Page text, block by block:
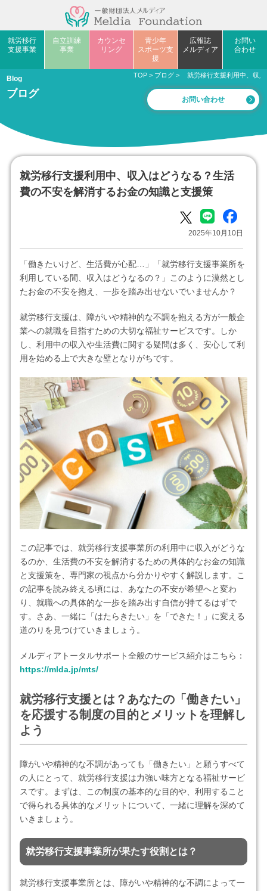
就労移行
支援事業
自立訓練
事業
カウンセ
リング
青少年
スポーツ支
援
広報誌
メルディア
お問い
合わせ
Blog
ブログ
TOP > ブログ > 就労移行支援利用中、収
お問い合わせ
就労移行支援利用中、収入はどうなる？生活
費の不安を解消するお金の知識と支援策
2025年10月10日
「働きたいけど、生活費が心配…」「就労移行支援事業所を
利用している間、収入はどうなるの？」このように漠然とし
たお金の不安を抱え、一歩を踏み出せないでいませんか？
就労移行支援は、障がいや精神的な不調を抱える方が一般企
業への就職を目指すための大切な福祉サービスです。しか
し、利用中の収入や生活費に関する疑問は多く、安心して利
用を始める上で大きな壁となりがちです。
この記事では、就労移行支援事業所の利用中に収入がどうな
るのか、生活費の不安を解消するための具体的なお金の知識
と支援策を、専門家の視点から分かりやすく解説します。こ
の記事を読み終える頃には、あなたの不安が希望へと変わ
り、就職への具体的な一歩を踏み出す自信が持てるはずで
す。さあ、一緒に「はたらきたい」を「できた！」に変える
道のりを見つけていきましょう。
メルディアトータルサポート全般のサービス紹介はこちら：
https://mlda.jp/mts/
就労移行支援とは？あなたの「働きたい」
を応援する制度の目的とメリットを理解し
よう
障がいや精神的な不調があっても「働きたい」と願うすべて
の人にとって、就労移行支援は力強い味方となる福祉サービ
スです。まずは、この制度の基本的な目的や、利用すること
で得られる具体的なメリットについて、一緒に理解を深めて
いきましょう。
就労移行支援事業所が果たす役割とは？
就労移行支援事業所とは、障がいや精神的な不調によって一